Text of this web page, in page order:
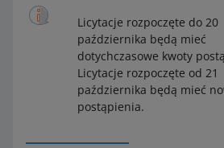
Licytacje rozpoczęte do 20
października będą mieć
dotychczasowe kwoty
Licytacje rozpoczęte od 21
października będą mieć
postąpienia.